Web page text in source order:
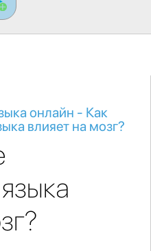
онлайн - Как
влияет на мозг?